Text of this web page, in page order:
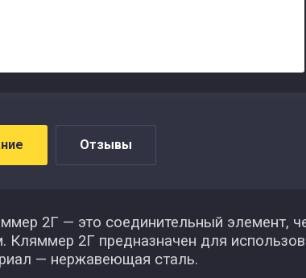
Отзывы
2Г — это соединительный элемент,
Кляммер 2Г предназначен для
— нержавеющая сталь.